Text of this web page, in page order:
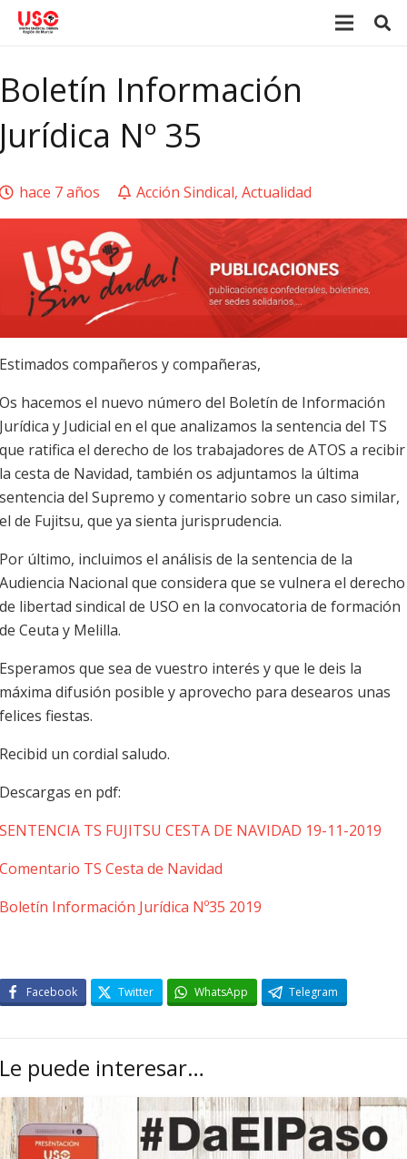
Boletín Información
Jurídica Nº 35
hace 7 años Acción Sindical, Actualidad
Estimados compañeros y compañeras,
Os hacemos el nuevo número del Boletín de Información
Jurídica y Judicial en el que analizamos la sentencia del TS
que ratifica el derecho de los trabajadores de ATOS a recibir
la cesta de Navidad, también os adjuntamos la última
sentencia del Supremo y comentario sobre un caso similar,
el de Fujitsu, que ya sienta jurisprudencia.
Por último, incluimos el análisis de la sentencia de la
Audiencia Nacional que considera que se vulnera el derecho
de libertad sindical de USO en la convocatoria de formación
de Ceuta y Melilla.
Esperamos que sea de vuestro interés y que le deis la
máxima difusión posible y aprovecho para desearos unas
felices fiestas.
Recibid un cordial saludo.
Descargas en pdf:
SENTENCIA TS FUJITSU CESTA DE NAVIDAD 19-11-2019
Comentario TS Cesta de Navidad
Boletín Información Jurídica Nº35 2019
Facebook Twitter WhatsApp Telegram
Le puede interesar…